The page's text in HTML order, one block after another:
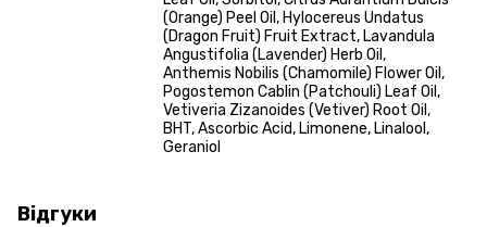
(Orange) Peel Oil, Hylocereus Undatus
(Dragon Fruit) Fruit Extract, Lavandula
Angustifolia (Lavender) Herb Oil,
Anthemis Nobilis (Chamomile) Flower Oil,
Pogostemon Cablin (Patchouli) Leaf Oil,
Vetiveria Zizanoides (Vetiver) Root Oil,
BHT, Ascorbic Acid, Limonene, Linalool,
Geraniol
Відгуки